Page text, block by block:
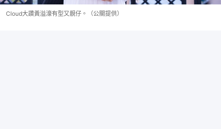
Cloud大讚黃溢濠有型又靚仔。（公關提供）